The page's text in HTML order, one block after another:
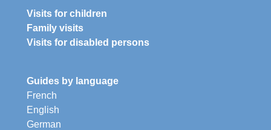
Visits for children
Family visits
Visits for disabled persons
Guides by language
French
English
German